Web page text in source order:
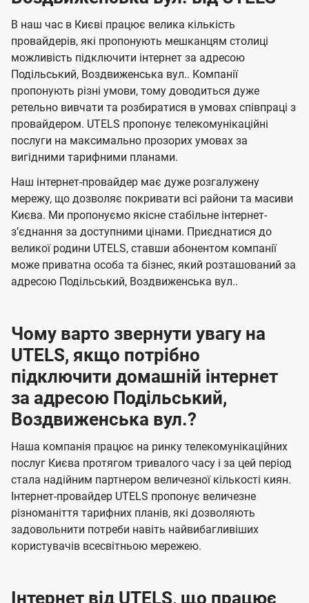
м
п
а
н
і
ї
U
t
e
l
s
о
т
е
л
е
б
а
ч
е
н
н
я
я
е
н
н
я
м
о
т
е
л
е
б
а
ч
н
н
я
е
н
н
я
м
В наш час в Києві працює велика кількість
провайдерів, які пропонують мешканцям столиці
можливість підключити інтернет за адресою
Подільський, Воздвиженська вул.. Компанії
пропонують різні умови, тому доводиться дуже
ретельно вивчати та розбиратися в умовах співпраці з
провайдером. UTELS пропонує телекомунікаційні
послуги на максимально прозорих умовах за
вигідними тарифними планами.
Наш інтернет-провайдер має дуже розгалужену
мережу, що дозволяє покривати всі райони та масиви
Києва. Ми пропонуємо якісне стабільне інтернет-
зʼєднання за доступними цінами. Приєднатися до
великої родини UTELS, ставши абонентом компанії
може приватна особа та бізнес, який розташований за
адресою Подільський, Воздвиженська вул..
Чому варто звернути увагу на
UTELS, якщо потрібно
підключити домашній інтернет
за адресою Подільський,
Воздвиженська вул.?
Наша компанія працює на ринку телекомунікаційних
послуг Києва протягом тривалого часу і за цей період
стала надійним партнером величезної кількості киян.
Інтернет-провайдер UTELS пропонує величезне
різноманіття тарифних планів, які дозволяють
задовольнити потреби навіть найвибагливіших
користувачів всесвітньою мережею.
Інтернет від UTELS, що працює